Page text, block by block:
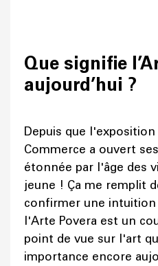
Que signifie
aujourd’hui ?
Depuis que
Commerce a ouvert
étonnée par l'âge des
jeune ! Ça me remplit
confirmer une intuition
l'Arte Povera est un
point de vue sur l'art
importance encore